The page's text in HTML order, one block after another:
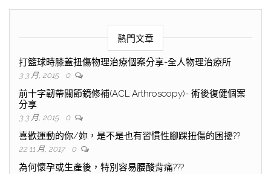
熱門文章
打籃球時膝蓋扭傷物理治療個案分享-全人物理治療所
3 3 月, 2015 0
前十字韌帶關節鏡修補(ACL Arthroscopy)- 術後復健個案
分享
3 3 月, 2015 0
喜歡運動的你/妳，是不是也有習慣性腳踝扭傷的困擾??
22 11 月, 2017 0
為何懷孕或生產後，特別容易腰酸背痛???